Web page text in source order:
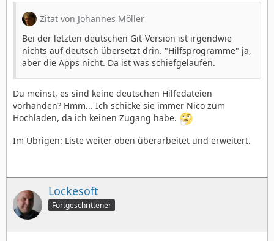
Zitat von Johannes Möller
Bei der letzten deutschen Git-Version ist irgendwie
nichts auf deutsch übersetzt drin. "Hilfsprogramme" ja,
aber die Apps nicht. Da ist was schiefgelaufen.
Du meinst, es sind keine deutschen Hilfedateien
vorhanden? Hmm... Ich schicke sie immer Nico zum
Hochladen, da ich keinen Zugang habe.
Im Übrigen: Liste weiter oben überarbeitet und erweitert.
Lockesoft
Fortgeschrittener